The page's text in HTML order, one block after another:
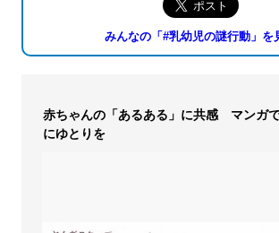
みんなの「#乳幼児の謎行動」を
赤ちゃんの「あるある」に共感 マンガ
にゆとりを